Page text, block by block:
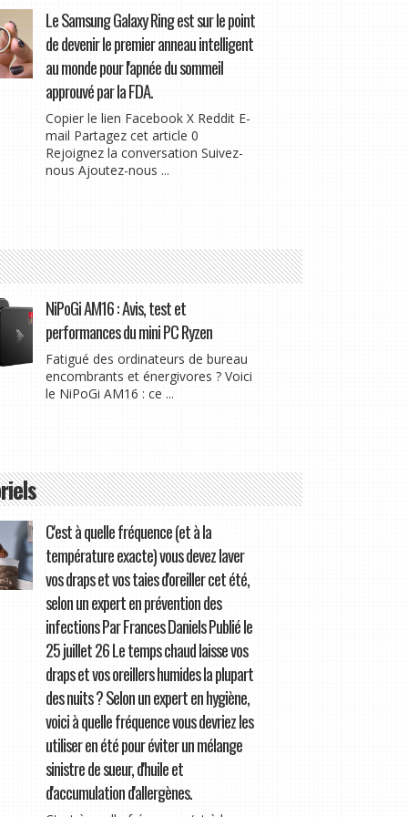
Le Samsung Galaxy Ring est sur le point
de devenir le premier anneau intelligent
au monde pour l'apnée du sommeil
approuvé par la FDA.
Copier le lien Facebook X Reddit E-
mail Partagez cet article 0
Rejoignez la conversation Suivez-
nous Ajoutez-nous ...
NiPoGi AM16 : Avis, test et
performances du mini PC Ryzen
Fatigué des ordinateurs de bureau
encombrants et énergivores ? Voici
le NiPoGi AM16 : ce ...
C'est à quelle fréquence (et à la
température exacte) vous devez laver
vos draps et vos taies d'oreiller cet été,
selon un expert en prévention des
infections Par Frances Daniels Publié le
25 juillet 26 Le temps chaud laisse vos
draps et vos oreillers humides la plupart
des nuits ? Selon un expert en hygiène,
voici à quelle fréquence vous devriez les
utiliser en été pour éviter un mélange
sinistre de sueur, d'huile et
d'accumulation d'allergènes.